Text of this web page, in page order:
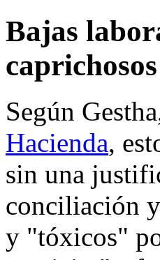
Bajas
Según
Hacienda,
sin una
conciliación
y "tóxicos"